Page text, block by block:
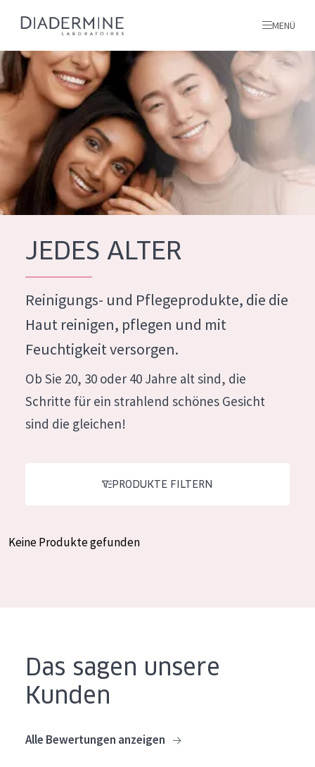
PRODUKTTYP
Feuchtigkeit und Ausstrahlung
Faltenreduzierung
Hautregeneration
Hautstraffung
Lift+
Expert
HAUTTYP
ALLE PRODUKTE
Alle produkte
MENÜ
Startseite
inhaltsstoffe
Über uns
Inspiration
Kontakt
French
Greek
JEDES ALTER
Reinigungs- und Pflegeprodukte, die die
Haut reinigen, pflegen und mit
Feuchtigkeit versorgen.
Ob Sie 20, 30 oder 40 Jahre alt sind, die
Schritte für ein strahlend schönes Gesicht
sind die gleichen!
PRODUKTE FILTERN
Keine Produkte gefunden
Das sagen unsere
Kunden
Alle Bewertungen anzeigen